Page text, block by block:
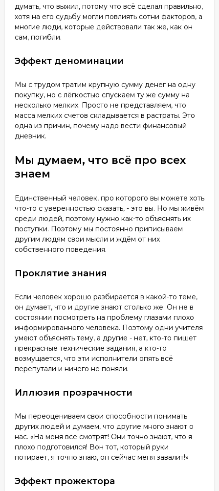
думать, что выжил, потому что всё сделал правильно,
хотя на его судьбу могли повлиять сотни факторов, а
многие люди, которые действовали так же, как он
сам, погибли.
Эффект деноминации
Мы с трудом тратим крупную сумму денег на одну
покупку, но с лёгкостью спускаем ту же сумму на
несколько мелких. Просто не представляем, что
масса мелких счетов складывается в растраты. Это
одна из причин, почему надо вести финансовый
дневник.
Мы думаем, что всё про всех
знаем
Единственный человек, про которого вы можете хоть
что-то с уверенностью сказать, - это вы. Но мы живём
среди людей, поэтому нужно как-то объяснять их
поступки. Поэтому мы постоянно приписываем
другим людям свои мысли и ждём от них
собственного поведения.
Проклятие знания
Если человек хорошо разбирается в какой-то теме,
он думает, что и другие знают столько же. Он не в
состоянии посмотреть на проблему глазами плохо
информированного человека. Поэтому одни учителя
умеют объяснять тему, а другие - нет, кто-то пишет
прекрасные технические задания, а кто-то
возмущается, что эти исполнители опять всё
перепутали и ничего не поняли.
Иллюзия прозрачности
Мы переоцениваем свои способности понимать
других людей и думаем, что другие много знают о
нас. «На меня все смотрят! Они точно знают, что я
плохо подготовился! Вон тот, который руки
потирает, я точно знаю, он сейчас меня завалит!»
Эффект прожектора